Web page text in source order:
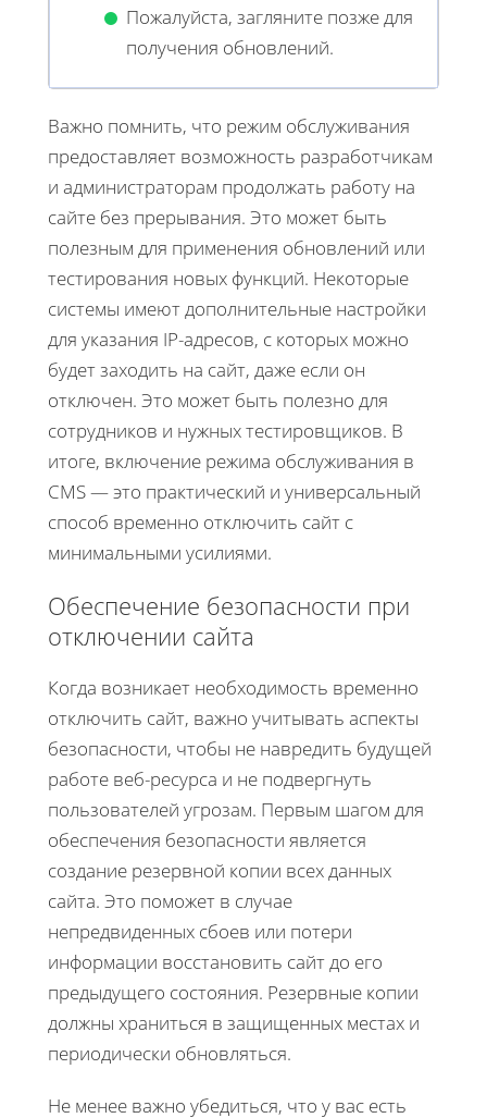
Пожалуйста, загляните позже для
получения обновлений.
Важно помнить, что режим обслуживания
предоставляет возможность разработчикам
и администраторам продолжать работу на
сайте без прерывания. Это может быть
полезным для применения обновлений или
тестирования новых функций. Некоторые
системы имеют дополнительные настройки
для указания IP-адресов, с которых можно
будет заходить на сайт, даже если он
отключен. Это может быть полезно для
сотрудников и нужных тестировщиков. В
итоге, включение режима обслуживания в
CMS — это практический и универсальный
способ временно отключить сайт с
минимальными усилиями.
Обеспечение безопасности при
отключении сайта
Когда возникает необходимость временно
отключить сайт, важно учитывать аспекты
безопасности, чтобы не навредить будущей
работе веб-ресурса и не подвергнуть
пользователей угрозам. Первым шагом для
обеспечения безопасности является
создание резервной копии всех данных
сайта. Это поможет в случае
непредвиденных сбоев или потери
информации восстановить сайт до его
предыдущего состояния. Резервные копии
должны храниться в защищенных местах и
периодически обновляться.
Не менее важно убедиться, что у вас есть